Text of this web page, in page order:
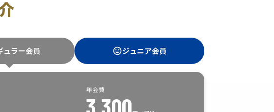
ュラー会員 ジュニア会員
年会費